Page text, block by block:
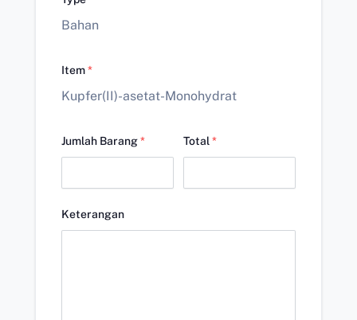
Bahan
Item*
Kupfer(II)-asetat-Monohydrat
Jumlah Barang* Total *
Keterangan